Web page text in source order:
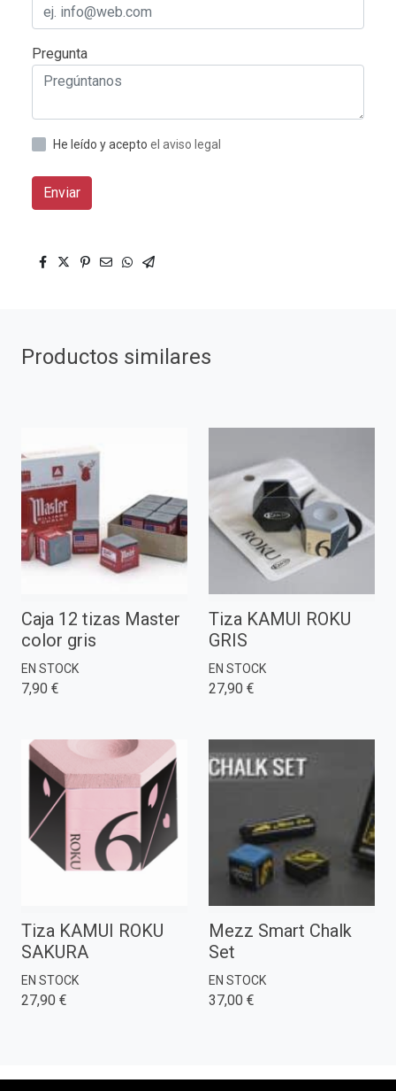
Pregunta
He leído y acepto el aviso legal
Enviar
Productos similares
Caja 12 tizas Master
color gris
EN STOCK
7,90 €
Tiza KAMUI ROKU
GRIS
EN STOCK
27,90 €
Tiza KAMUI ROKU
SAKURA
EN STOCK
27,90 €
Mezz Smart Chalk
Set
EN STOCK
37,00 €